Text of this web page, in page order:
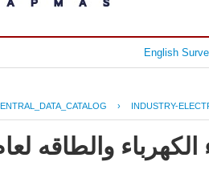
English
› INDUSTRY-
والطاقه